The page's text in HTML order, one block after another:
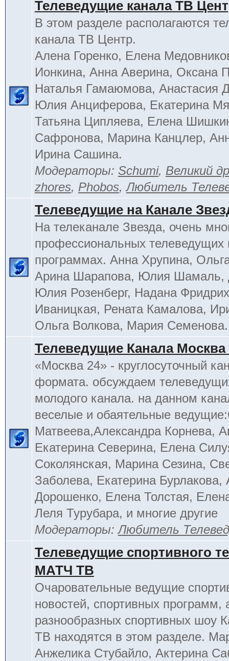
Телеведущие канала ТВ
В этом разделе располагаются
канала ТВ Центр.
Алена Горенко, Елена
Ионкина, Анна Аверина, Оксана
Наталья Гамаюмова, Анастасия
Юлия Анциферова, Екатерина
Татьяна Ципляева, Елена
Сафронова, Марина Канцлер,
Ирина Сашина.
Модераторы: Schumi, Великий
zhores, Phobos,Любитель
Телеведущие на Канале
На телеканале Звезда, очень
профессиональных телеведущих
программах. Анна Хрупина,
Арина Шарапова, Юлия Шамаль,
Юлия Розенберг, Надана
Иваницкая, Рената Камалова,
Ольга Волкова, Мария Семенова.
Телеведущие Канала Москва
«Москва 24» - круглосуточный
формата. обсуждаем
молодого канала. на данном
веселые и обаятельные
Матвеева,Александра Корнева,
Екатерина Северина, Елена
Соколянская, Марина Сезина,
Заболева, Екатерина Бурлакова,
Дорошенко, Елена Толстая,
Леля Турубара, и многие другие
Модераторы:Любитель
Телеведущие спортивного
МАТЧ ТВ
Очаровательные ведущие
новостей, спортивных программ,
разнообразных спортивных шоу
ТВ находятся в этом разделе.
Анжелика Стубайло, Актерина